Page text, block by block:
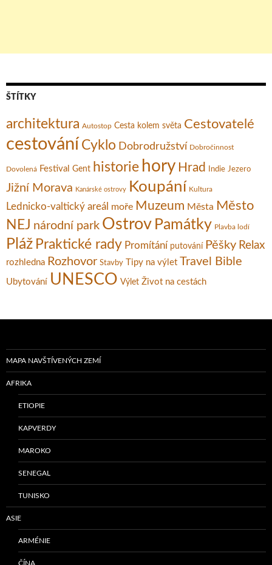
ŠTÍTKY
architektura Autostop Cesta kolem světa Cestovatelé
cestování Cyklo Dobrodružství Dobročinnost
Dovolená Festival Gent historie hory Hrad Indie Jezero
Jižní Morava Kanárské ostrovy Koupání Kultura
Lednicko-valtický areál moře Muzeum Města Město
NEJ národní park Ostrov Památky Plavba lodí
Pláž Praktické rady Promítání putování Pěšky Relax
rozhledna Rozhovor Stavby Tipy na výlet Travel Bible
Ubytování UNESCO Výlet Život na cestách
MAPA NAVŠTÍVENÝCH ZEMÍ
AFRIKA
ETIOPIE
KAPVERDY
MAROKO
SENEGAL
TUNISKO
ASIE
ARMÉNIE
ČÍNA